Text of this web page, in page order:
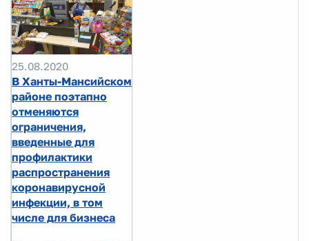
25.08.2020
В Ханты-Мансийском
районе поэтапно
отменяются
ограничения,
введенные для
профилактики
распространения
коронавирусной
инфекции, в том
числе для бизнеса